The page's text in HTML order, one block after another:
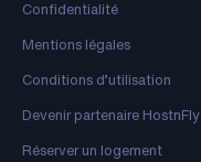
Confidentialité
Mentions légales
Conditions d’utilisation
Devenir partenaire HostnFly
Réserver un logement